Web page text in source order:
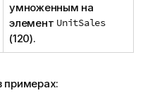
умноженным на
элемент UnitSales
(120).
примерах: